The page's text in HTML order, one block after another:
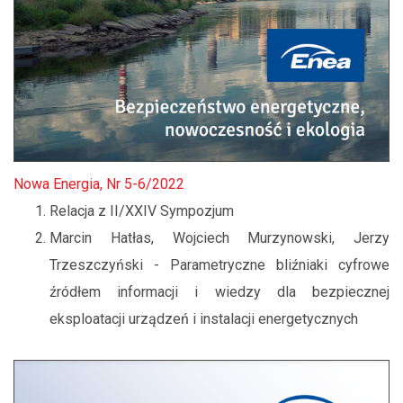
Nowa Energia, Nr 5-6/2022
Relacja z II/XXIV Sympozjum
Marcin Hatłas, Wojciech Murzynowski, Jerzy
Trzeszczyński - Parametryczne bliźniaki cyfrowe
źródłem informacji i wiedzy dla bezpiecznej
eksploatacji urządzeń i instalacji energetycznych